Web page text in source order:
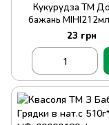
Кукурудза ТМ
бажань
23 грн